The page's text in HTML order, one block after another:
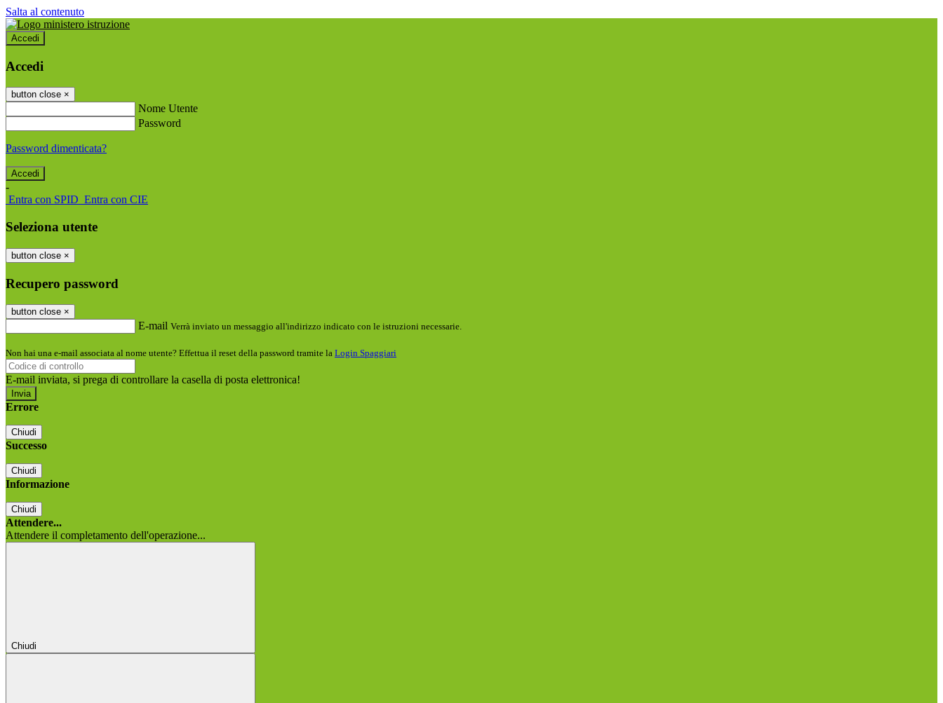
Salta al contenuto
Accedi
Accedi
button close ×
Nome Utente
Password
Password dimenticata?
-
Entra con SPID Entra con CIE
Seleziona utente
button close ×
Recupero password
button close ×
E-mail Verrà inviato un messaggio all'indirizzo indicato con le istruzioni necessarie.
Non hai una e-mail associata al nome utente? Effettua il reset della password tramite la Login Spaggiari
E-mail inviata, si prega di controllare la casella di posta elettronica!
Errore
Chiudi
Successo
Chiudi
Informazione
Chiudi
Attendere...
Attendere il completamento dell'operazione...
Chiudi